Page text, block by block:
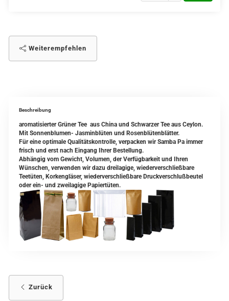
Weiterempfehlen
Beschreibung
aromatisierter Grüner Tee aus China und Schwarzer Tee aus Ceylon.
Mit Sonnenblumen- Jasminblüten und Rosenblütenblätter.
Für eine optimale Qualitätskontrolle, verpacken wir Samba Pa immer
frisch und erst nach Eingang Ihrer Bestellung.
Abhängig vom Gewicht, Volumen, der Verfügbarkeit und Ihren
Wünschen, verwenden wir dazu dreilagige, wiederverschließbare
Teetüten, Korkengläser, wiederverschließbare Druckverschlußbeutel
oder ein- und zweilagige Papiertüten.
Zurück